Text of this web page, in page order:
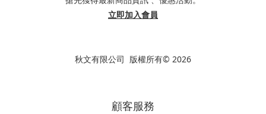
立即加入會員
秋文有限公司 版權所有© 2026
顧客服務